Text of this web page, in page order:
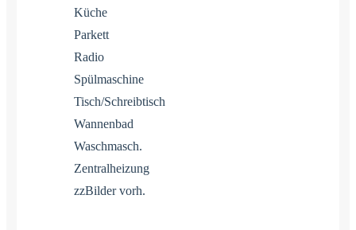
Küche
Parkett
Radio
Spülmaschine
Tisch/Schreibtisch
Wannenbad
Waschmasch.
Zentralheizung
zzBilder vorh.